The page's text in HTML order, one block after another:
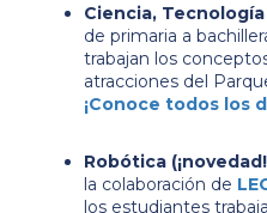
Ciencia,
de primaria a
trabajan los
atracciones del
¡Conoce todos los
Robótica
la colaboración de
los estudiantes